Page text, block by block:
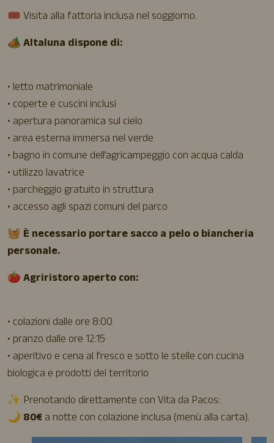
🎟️ Visita alla fattoria inclusa nel soggiorno.
🏕️Altaluna dispone di:
• letto matrimoniale
• coperte e cuscini inclusi
• apertura panoramica sul cielo
• area esterna immersa nel verde
• bagno in comune dell’agricampeggio con acqua calda
• utilizzo lavatrice
• parcheggio gratuito in struttura
• accesso agli spazi comuni del parco
🧺 È necessario portare sacco a pelo o biancheria
personale.
🍅Agriristoro aperto con:
• colazioni dalle ore 8:00
• pranzo dalle ore 12:15
• aperitivo e cena al fresco e sotto le stelle con cucina
biologica e prodotti del territorio
✨ Prenotando direttamente con Vita da Pacos:
🌙 80€a notte con colazione inclusa (menù alla carta).